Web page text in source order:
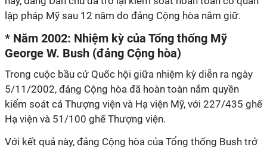
lập pháp Mỹ sau 12 năm do đảng Cộng hòa nắm giữ.
* Năm 2002: Nhiệm kỳ của Tổng thống Mỹ
George W. Bush (đảng Cộng hòa)
Trong cuộc bầu cử Quốc hội giữa nhiệm kỳ diễn ra ngày
5/11/2002, đảng Cộng hòa đã hoàn toàn nắm quyền
kiểm soát cả Thượng viện và Hạ viện Mỹ, với 227/435 ghế
Hạ viện và 51/100 ghế Thượng viện.
Với kết quả này, đảng Cộng hòa của Tổng thống Bush trở